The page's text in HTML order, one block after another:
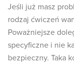
Jeśli już masz
rodzaj ćwiczeń
Poważniejsze
specyficzne i nie
bezpieczny. Taka